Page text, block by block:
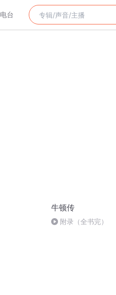
电台
牛顿传
附录（全书完）